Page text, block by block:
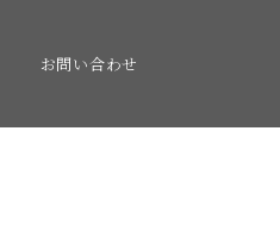
お問い合わせ